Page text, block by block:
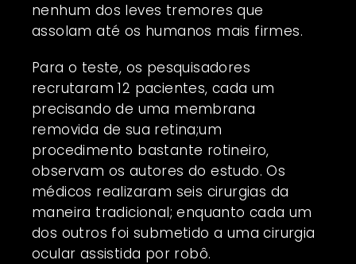
nenhum dos leves tremores que
assolam até os humanos mais firmes.
Para o teste, os pesquisadores
recrutaram 12 pacientes, cada um
precisando de uma membrana
removida de sua retina;um
procedimento bastante rotineiro,
observam os autores do estudo. Os
médicos realizaram seis cirurgias da
maneira tradicional; enquanto cada um
dos outros foi submetido a uma cirurgia
ocular assistida por robô.